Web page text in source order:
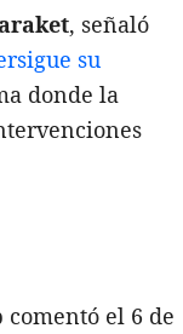
, señaló
su
donde la
comentó el 6 de